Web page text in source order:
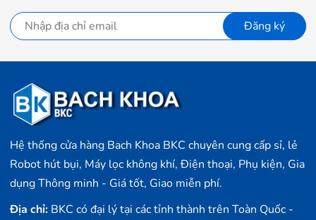
Đăng ký
Hệ thống cửa hàng Bach Khoa BKC chuyên cung cấp sỉ, lẻ
Robot hút bụi, Máy lọc không khí, Điện thoại, Phụ kiện, Gia
dụng Thông minh - Giá tốt, Giao miễn phí.
Địa chỉ: BKC có đại lý tại các tỉnh thành trên Toàn Quốc -